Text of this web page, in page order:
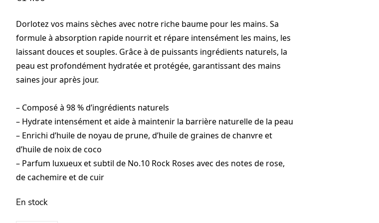
Dorlotez vos mains sèches avec notre riche baume pour les mains. Sa
formule à absorption rapide nourrit et répare intensément les mains, les
laissant douces et souples. Grâce à de puissants ingrédients naturels, la
peau est profondément hydratée et protégée, garantissant des mains
saines jour après jour.
– Composé à 98 % d’ingrédients naturels
– Hydrate intensément et aide à maintenir la barrière naturelle de la peau
– Enrichi d’huile de noyau de prune, d’huile de graines de chanvre et
d’huile de noix de coco
– Parfum luxueux et subtil de No.10 Rock Roses avec des notes de rose,
de cachemire et de cuir
En stock